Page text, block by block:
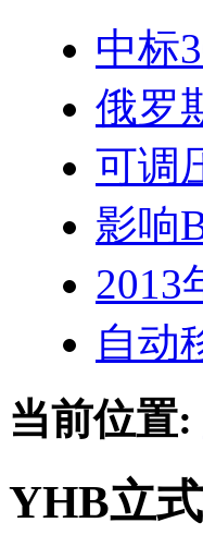
中标
俄罗
可调
影响
2013
自动
当前位置:
YHB立